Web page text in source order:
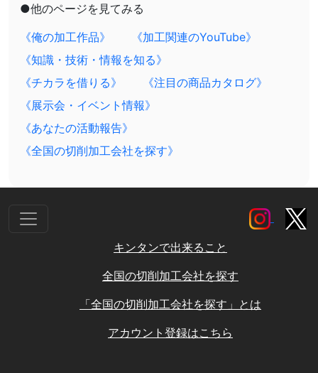
●他のページを見てみる
《俺の加工作品》
《加工関連のYouTube》
《知識・技術・情報を知る》
《チカラを借りる》
《注目の商品カタログ》
《展示会・イベント情報》
《あなたの活動報告》
《全国の切削加工会社を探す》
キンタンで出来ること
全国の切削加工会社を探す
「全国の切削加工会社を探す」とは
アカウント登録はこちら